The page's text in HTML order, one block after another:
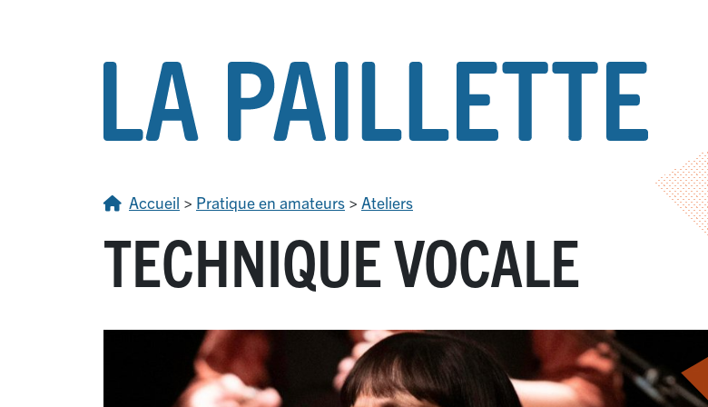
Accueil > Pratique en amateurs > Ateliers
TECHNIQUE VOCALE